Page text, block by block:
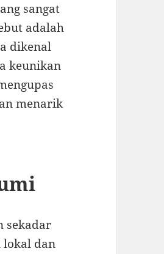
sangat
adalah
dikenal
keunikan
menarik
sekadar
lokal dan